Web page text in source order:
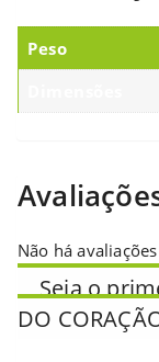
Peso
Não há
Seja o
DO